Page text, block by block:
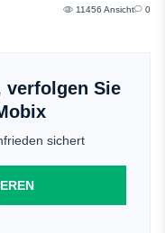
11456 Ansicht 0
verfolgen Sie
sichert